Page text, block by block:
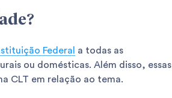
?
Federal
a todas as
ou domésticas. Além disso, essas
CLT em relação ao tema.